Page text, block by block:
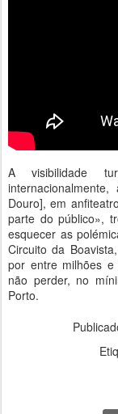
A visibilidade
Douro], em
parte do público»,
esquecer as
Circuito da
por entre milhões e
não perder, no
Porto.